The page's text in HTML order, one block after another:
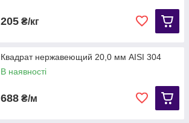
205 ₴/кг
Квадрат нержавеющий 20,0 мм AISI 304
В наявності
688 ₴/м